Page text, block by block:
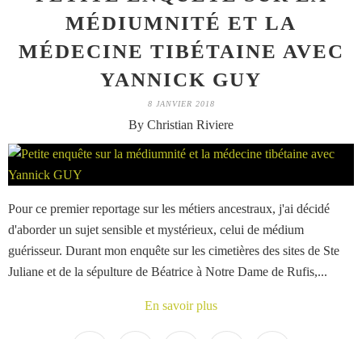
MÉDIUMNITÉ ET LA
MÉDECINE TIBÉTAINE AVEC
YANNICK GUY
8 JANVIER 2018
By Christian Riviere
Pour ce premier reportage sur les métiers ancestraux, j'ai décidé
d'aborder un sujet sensible et mystérieux, celui de médium
guérisseur. Durant mon enquête sur les cimetières des sites de Ste
Juliane et de la sépulture de Béatrice à Notre Dame de Rufis,...
En savoir plus